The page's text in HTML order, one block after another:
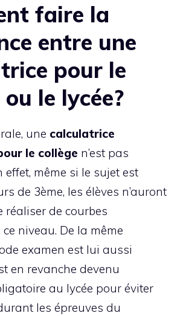
faire la
entre une
pour le
le lycée?
une calculatrice
le collège n’est pas
effet, même si le sujet est
de 3ème, les élèves n’auront
réaliser de courbes
niveau. De la même
examen est lui aussi
en revanche devenu
au lycée pour éviter
les épreuves du